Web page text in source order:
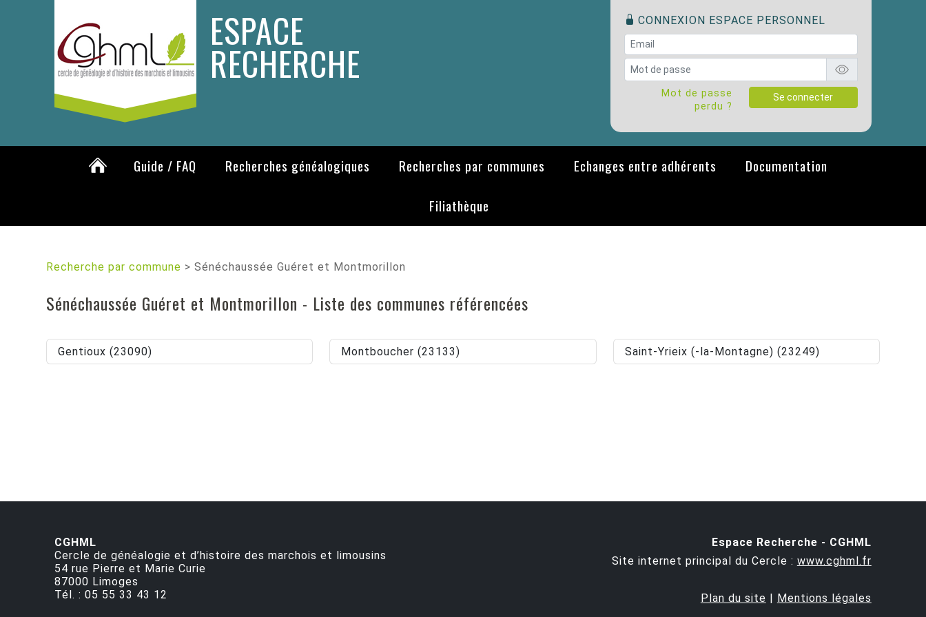
ESPACE
RECHERCHE
CONNEXION ESPACE PERSONNEL
Mot de passe
perdu ?
Se connecter
Guide / FAQ Recherches généalogiques Recherches par communes Echanges entre adhérents
Documentation
Filiathèque
Recherche par commune >Sénéchaussée Guéret et Montmorillon
Sénéchaussée Guéret et Montmorillon - Liste des communes référencées
Gentioux (23090) Montboucher (23133) Saint-Yrieix (-la-Montagne) (23249)
CGHML
Cercle de généalogie et d’histoire des marchois et limousins
54 rue Pierre et Marie Curie
87000 Limoges
Tél. :05 55 33 43 12
Espace Recherche - CGHML
Site internet principal du Cercle : www.cghml.fr
Plan du site | Mentions légales